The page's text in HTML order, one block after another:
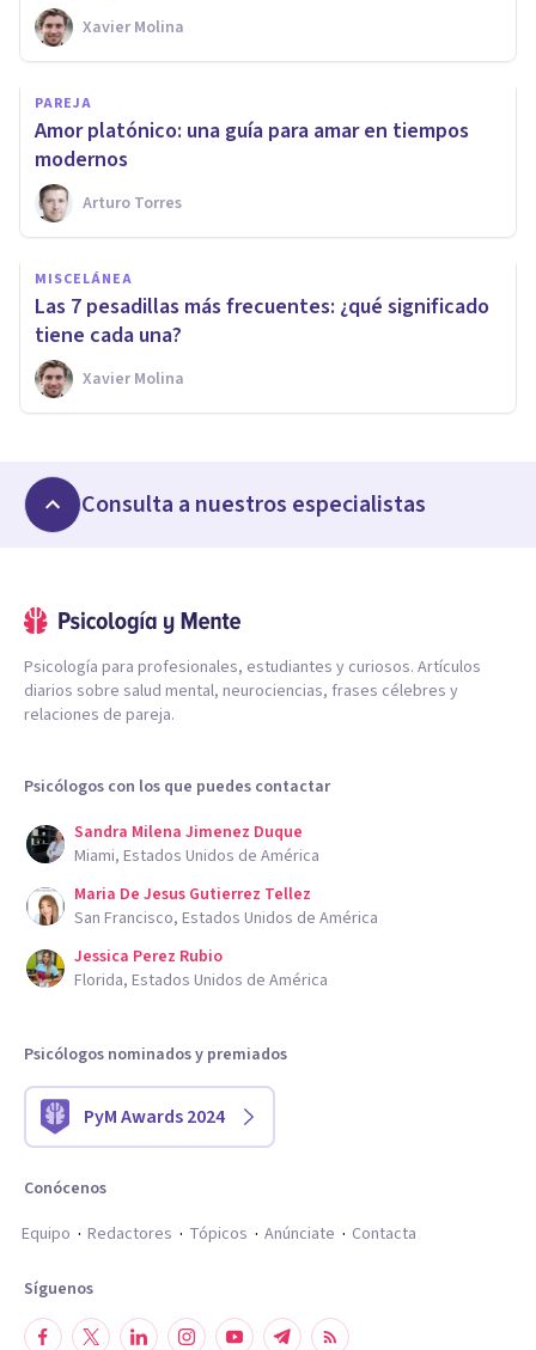
Xavier Molina
PAREJA
Amor platónico: una guía para amar en tiempos
modernos
Arturo Torres
MISCELÁNEA
Las 7 pesadillas más frecuentes: ¿qué significado
tiene cada una?
Xavier Molina
Consulta a nuestros especialistas
Psicología para profesionales, estudiantes y curiosos. Artículos
diarios sobre salud mental, neurociencias, frases célebres y
relaciones de pareja.
Psicólogos con los que puedes contactar
Sandra Milena Jimenez Duque
Miami, Estados Unidos de América
Maria De Jesus Gutierrez Tellez
San Francisco, Estados Unidos de América
Jessica Perez Rubio
Florida, Estados Unidos de América
Psicólogos nominados y premiados
PyM Awards 2024
Conócenos
Equipo
Redactores Tópicos Anúnciate Contacta
Síguenos